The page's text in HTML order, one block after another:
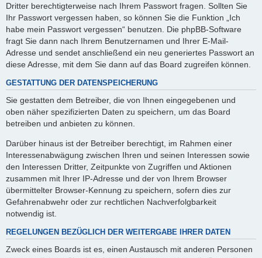
Dritter berechtigterweise nach Ihrem Passwort fragen. Sollten Sie
Ihr Passwort vergessen haben, so können Sie die Funktion „Ich
habe mein Passwort vergessen“ benutzen. Die phpBB-Software
fragt Sie dann nach Ihrem Benutzernamen und Ihrer E-Mail-
Adresse und sendet anschließend ein neu generiertes Passwort an
diese Adresse, mit dem Sie dann auf das Board zugreifen können.
GESTATTUNG DER DATENSPEICHERUNG
Sie gestatten dem Betreiber, die von Ihnen eingegebenen und
oben näher spezifizierten Daten zu speichern, um das Board
betreiben und anbieten zu können.
Darüber hinaus ist der Betreiber berechtigt, im Rahmen einer
Interessenabwägung zwischen Ihren und seinen Interessen sowie
den Interessen Dritter, Zeitpunkte von Zugriffen und Aktionen
zusammen mit Ihrer IP-Adresse und der von Ihrem Browser
übermittelter Browser-Kennung zu speichern, sofern dies zur
Gefahrenabwehr oder zur rechtlichen Nachverfolgbarkeit
notwendig ist.
REGELUNGEN BEZÜGLICH DER WEITERGABE IHRER DATEN
Zweck eines Boards ist es, einen Austausch mit anderen Personen